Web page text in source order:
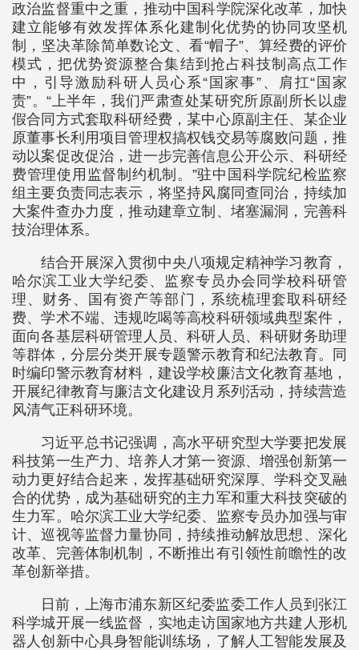
政治监督重中之重，推动中国科学院深化改革，加快
建立能够有效发挥体系化建制化优势的协同攻坚机
制，坚决革除简单数论文、看“帽子”、算经费的评价
模式，把优势资源整合集结到抢占科技制高点工作
中，引导激励科研人员心系“国家事”、肩扛“国家
责”。“上半年，我们严肃查处某研究所原副所长以虚
假合同方式套取科研经费，某中心原副主任、某企业
原董事长利用项目管理权搞权钱交易等腐败问题，推
动以案促改促治，进一步完善信息公开公示、科研经
费管理使用监督制约机制。”驻中国科学院纪检监察
组主要负责同志表示，将坚持风腐同查同治，持续加
大案件查办力度，推动建章立制、堵塞漏洞，完善科
技治理体系。
结合开展深入贯彻中央八项规定精神学习教育，
哈尔滨工业大学纪委、监察专员办会同学校科研管
理、财务、国有资产等部门，系统梳理套取科研经
费、学术不端、违规吃喝等高校科研领域典型案件，
面向各基层科研管理人员、科研人员、科研财务助理
等群体，分层分类开展专题警示教育和纪法教育。同
时编印警示教育材料，建设学校廉洁文化教育基地，
开展纪律教育与廉洁文化建设月系列活动，持续营造
风清气正科研环境。
习近平总书记强调，高水平研究型大学要把发展
科技第一生产力、培养人才第一资源、增强创新第一
动力更好结合起来，发挥基础研究深厚、学科交叉融
合的优势，成为基础研究的主力军和重大科技突破的
生力军。哈尔滨工业大学纪委、监察专员办加强与审
计、巡视等监督力量协同，持续推动解放思想、深化
改革、完善体制机制，不断推出有引领性前瞻性的改
革创新举措。
日前，上海市浦东新区纪委监委工作人员到张江
科学城开展一线监督，实地走访国家地方共建人形机
器人创新中心具身智能训练场，了解人工智能发展及